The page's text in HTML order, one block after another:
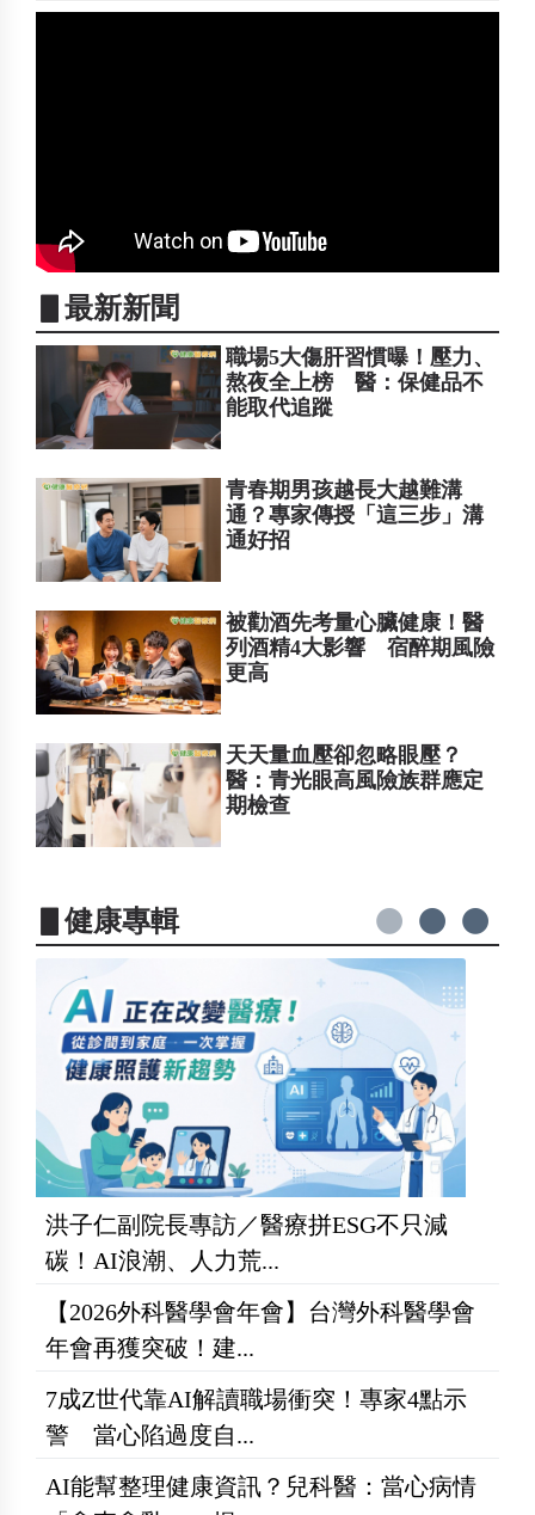
▋最新新聞
職場5大傷肝習慣曝！壓力、
熬夜全上榜 醫：保健品不
能取代追蹤
青春期男孩越長大越難溝
通？專家傳授「這三步」溝
通好招
被勸酒先考量心臟健康！醫
列酒精4大影響 宿醉期風險
更高
天天量血壓卻忽略眼壓？
醫：青光眼高風險族群應定
期檢查
▋健康專輯
洪子仁副院長專訪／醫療拼ESG不只減
碳！AI浪潮、人力荒...
【2026外科醫學會年會】台灣外科醫學會
年會再獲突破！建...
7成Z世代靠AI解讀職場衝突！專家4點示
警 當心陷過度自...
AI能幫整理健康資訊？兒科醫：當心病情